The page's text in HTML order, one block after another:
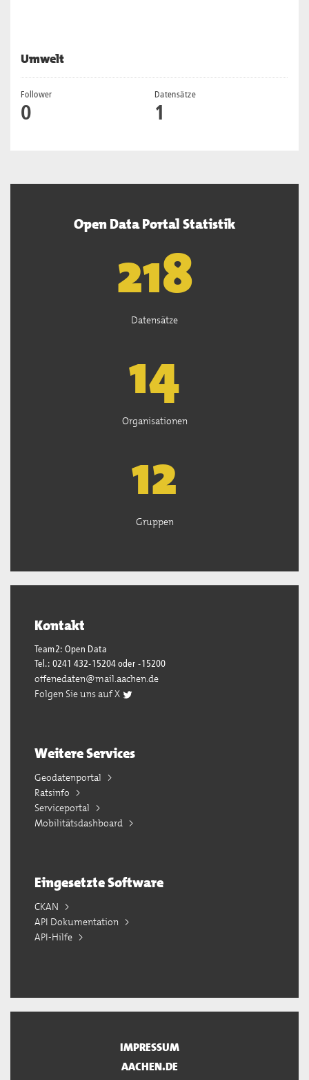
Umwelt
Follower
0
Datensätze
1
Open Data Portal Statistik
220
Datensätze
15
Organisationen
13
Gruppen
Kontakt
Team2: Open Data
Tel.: 0241 432-15204 oder -15200
offenedaten@mail.aachen.de
Folgen Sie uns auf X
Weitere Services
Geodatenportal
Ratsinfo
Serviceportal
Mobilitätsdashboard
Eingesetzte Software
CKAN
API Dokumentation
API-Hilfe
IMPRESSUM
AACHEN.DE